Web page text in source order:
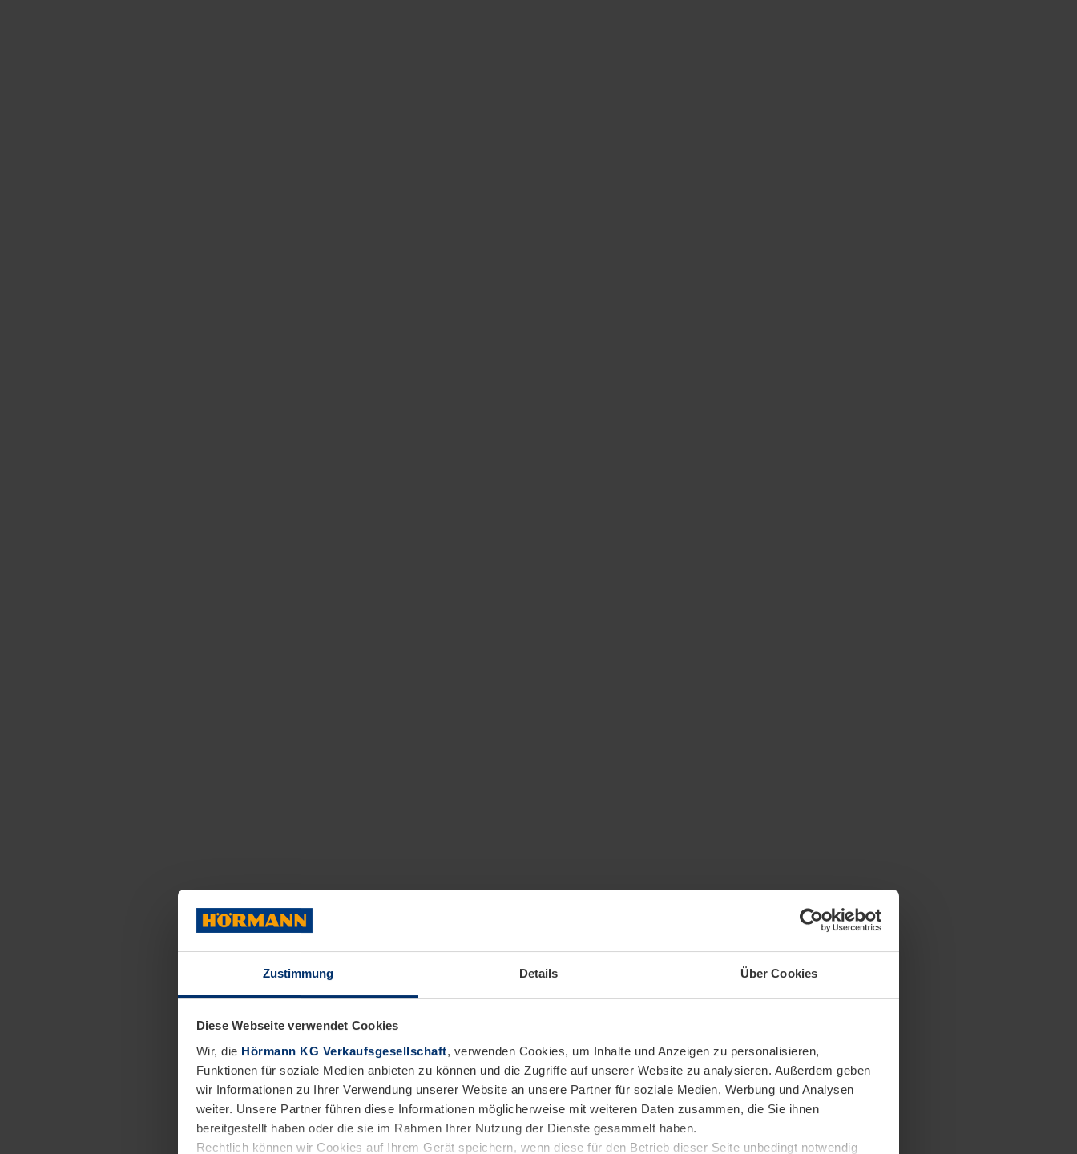
Zustimmung Details Über Cookies
Diese Webseite verwendet Cookies
Wir, die Hörmann KG Verkaufsgesellschaft, verwenden Cookies, um Inhalte und Anzeigen zu personalisieren,
Funktionen für soziale Medien anbieten zu können und die Zugriffe auf unserer Website zu analysieren. Außerdem geben
wir Informationen zu Ihrer Verwendung unserer Website an unsere Partner für soziale Medien, Werbung und Analysen
weiter. Unsere Partner führen diese Informationen möglicherweise mit weiteren Daten zusammen, die Sie ihnen
bereitgestellt haben oder die sie im Rahmen Ihrer Nutzung der Dienste gesammelt haben.
Rechtlich können wir Cookies auf Ihrem Gerät speichern, wenn diese für den Betrieb dieser Seite unbedingt notwendig